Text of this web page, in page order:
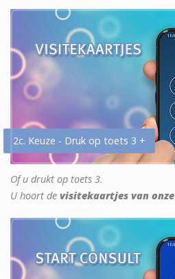
2c. Keuze - Druk op toets 3 +
Of u drukt op toets 3.
U hoort de visitekaartjes van